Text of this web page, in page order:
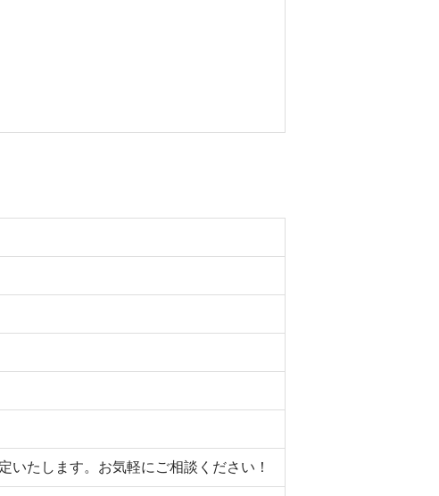
たします。お気軽にご相談ください！